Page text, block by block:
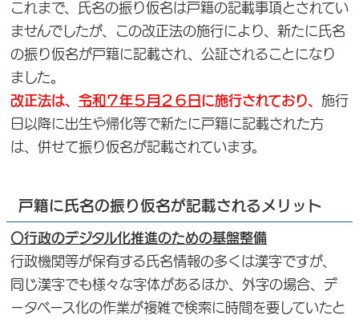
これまで、氏名の振り仮名は戸籍の記載事項とされてい
ませんでしたが、この改正法の施行により、新たに氏名
の振り仮名が戸籍に記載され、公証されることになり
ました。
改正法は、 令和７年５月２６日 に施行されており、 施行
日以降に出生や帰化等で新たに戸籍に記載された方
は、併せて振り仮名が記載されています。
戸籍に氏名の振り仮名が記載されるメリット
〇行政のデジタル化推進のための基盤整備
行政機関等が保有する氏名情報の多くは漢字ですが、
同じ漢字でも様々な字体があるほか、外字の場合、デ
ータベース化の作業が複雑で検索に時間を要していたと